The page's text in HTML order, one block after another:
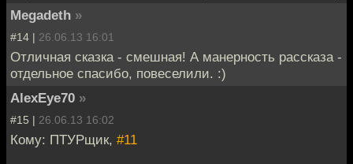
Megadeth »
#14 | 26.06.13 16:01
Отличная сказка - смешная! А манерность рассказа -
отдельное спасибо, повеселили. :)
AlexEye70 »
#15 | 26.06.13 16:02
Кому: ПТУРщик, #11